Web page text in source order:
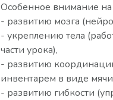
Особенное внимание
- развитию мозга
- укреплению тела
части урока),
- развитию
инвентарем в виде
- развитию гибкости